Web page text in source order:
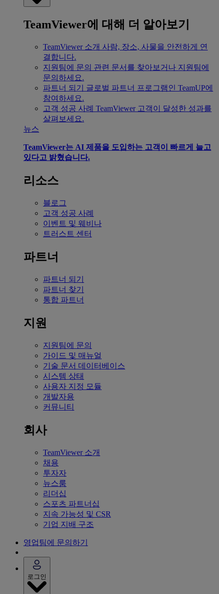
TeamViewer에 대해 더 알아보기
TeamViewer 소개 사람, 장소, 사물을 안전하게 연
결합니다.
지원팀에 문의 관련 문서를 찾아보거나 지원팀에
문의하세요.
파트너 되기
글로벌 파트너 프로그램인 TeamUP에
참여하세요.
고객 성공 사례 TeamViewer 고객이 달성한 성과를
살펴보세요.
뉴스
TeamViewer는 AI 제품을 도입하는 고객이 빠르게 늘고
있다고 밝혔습니다.
리소스
블로그
고객 성공 사례
이벤트 및 웨비나
트러스트 센터
파트너
파트너 되기
파트너 찾기
통합 파트너
지원
지원팀에 문의
가이드 및 매뉴얼
기술 문서 데이터베이스
시스템 상태
사용자 지정 모듈
개발자용
커뮤니티
회사
TeamViewer 소개
채용
투자자
뉴스룸
리더십
스포츠 파트너십
지속 가능성 및 CSR
기업 지배 구조
영업팀에 문의하기
로그인